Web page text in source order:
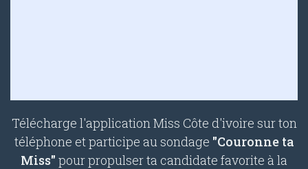
Télécharge l'application Miss Côte d'ivoire sur ton
téléphone et participe au sondage "Couronne ta
Miss" pour propulser ta candidate favorite à la